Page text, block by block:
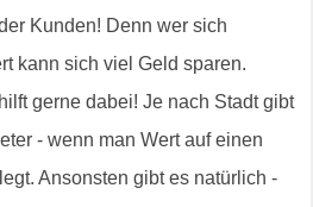
Kunden! Denn wer sich
kann sich viel Geld sparen.
gerne dabei! Je nach Stadt gibt
- wenn man Wert auf einen
Ansonsten gibt es natürlich -